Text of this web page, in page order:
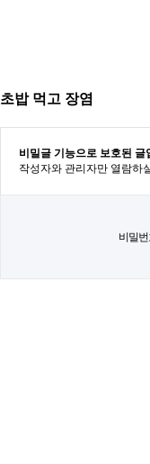
초밥 먹고 장염
비밀글 기능으로 보호된 글
작성자와 관리자만 열람하
비밀